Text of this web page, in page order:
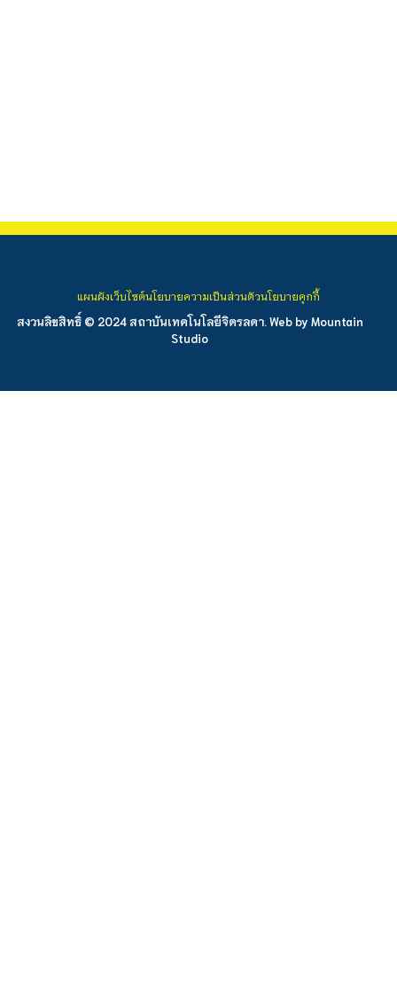
สงวนลิขสิทธิ์ © 2024 สถาบันเทคโนโลยีจิตรลดา. Web by Mountain
Studio
แผนผังเว็บไซต์นโยบายความเป็นส่วนตัวนโยบายคุกกี้